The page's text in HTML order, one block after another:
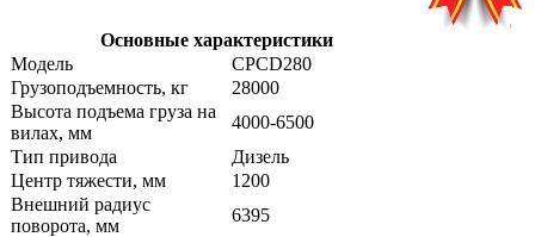
Основные характеристики
Модель
CPCD280
Грузоподъемность, кг
28000
Высота подъема груза на
вилах, мм
4000-6500
Тип привода
Дизель
Центр тяжести, мм
1200
Внешний радиус
поворота, мм
6395